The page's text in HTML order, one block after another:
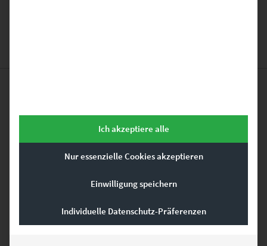
Das könnte dir auch
gefallen …
Ich akzeptiere alle
Nur essenzielle Cookies akzeptieren
Einwilligung speichern
Individuelle Datenschutz-Präferenzen